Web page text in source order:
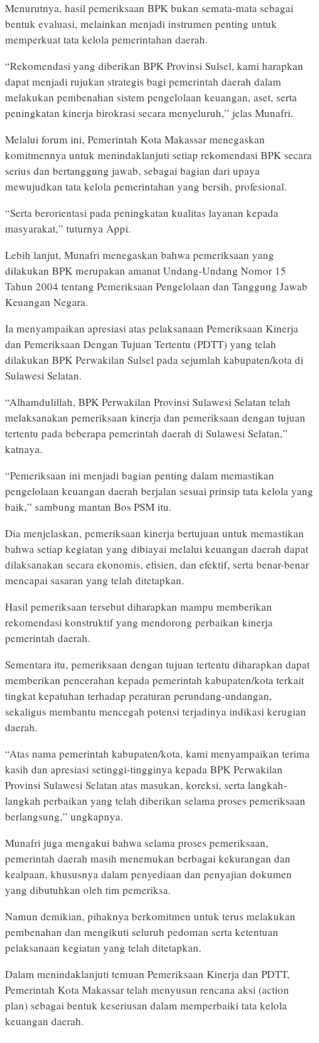
Menurutnya, hasil pemeriksaan BPK bukan semata-mata sebagai
bentuk evaluasi, melainkan menjadi instrumen penting untuk
memperkuat tata kelola pemerintahan daerah.
“Rekomendasi yang diberikan BPK Provinsi Sulsel, kami harapkan
dapat menjadi rujukan strategis bagi pemerintah daerah dalam
melakukan pembenahan sistem pengelolaan keuangan, aset, serta
peningkatan kinerja birokrasi secara menyeluruh,” jelas Munafri.
Melalui forum ini, Pemerintah Kota Makassar menegaskan
komitmennya untuk menindaklanjuti setiap rekomendasi BPK secara
serius dan bertanggung jawab, sebagai bagian dari upaya
mewujudkan tata kelola pemerintahan yang bersih, profesional.
“Serta berorientasi pada peningkatan kualitas layanan kepada
masyarakat,” tuturnya Appi.
Lebih lanjut, Munafri menegaskan bahwa pemeriksaan yang
dilakukan BPK merupakan amanat Undang-Undang Nomor 15
Tahun 2004 tentang Pemeriksaan Pengelolaan dan Tanggung Jawab
Keuangan Negara.
Ia menyampaikan apresiasi atas pelaksanaan Pemeriksaan Kinerja
dan Pemeriksaan Dengan Tujuan Tertentu (PDTT) yang telah
dilakukan BPK Perwakilan Sulsel pada sejumlah kabupaten/kota di
Sulawesi Selatan.
“Alhamdulillah, BPK Perwakilan Provinsi Sulawesi Selatan telah
melaksanakan pemeriksaan kinerja dan pemeriksaan dengan tujuan
tertentu pada beberapa pemerintah daerah di Sulawesi Selatan,”
katnaya.
“Pemeriksaan ini menjadi bagian penting dalam memastikan
pengelolaan keuangan daerah berjalan sesuai prinsip tata kelola yang
baik,” sambung mantan Bos PSM itu.
Dia menjelaskan, pemeriksaan kinerja bertujuan untuk memastikan
bahwa setiap kegiatan yang dibiayai melalui keuangan daerah dapat
dilaksanakan secara ekonomis, efisien, dan efektif, serta benar-benar
mencapai sasaran yang telah ditetapkan.
Hasil pemeriksaan tersebut diharapkan mampu memberikan
rekomendasi konstruktif yang mendorong perbaikan kinerja
pemerintah daerah.
Sementara itu, pemeriksaan dengan tujuan tertentu diharapkan dapat
memberikan pencerahan kepada pemerintah kabupaten/kota terkait
tingkat kepatuhan terhadap peraturan perundang-undangan,
sekaligus membantu mencegah potensi terjadinya indikasi kerugian
daerah.
“Atas nama pemerintah kabupaten/kota, kami menyampaikan terima
kasih dan apresiasi setinggi-tingginya kepada BPK Perwakilan
Provinsi Sulawesi Selatan atas masukan, koreksi, serta langkah-
langkah perbaikan yang telah diberikan selama proses pemeriksaan
berlangsung,” ungkapnya.
Munafri juga mengakui bahwa selama proses pemeriksaan,
pemerintah daerah masih menemukan berbagai kekurangan dan
kealpaan, khususnya dalam penyediaan dan penyajian dokumen
yang dibutuhkan oleh tim pemeriksa.
Namun demikian, pihaknya berkomitmen untuk terus melakukan
pembenahan dan mengikuti seluruh pedoman serta ketentuan
pelaksanaan kegiatan yang telah ditetapkan.
Dalam menindaklanjuti temuan Pemeriksaan Kinerja dan PDTT,
Pemerintah Kota Makassar telah menyusun rencana aksi (action
plan) sebagai bentuk keseriusan dalam memperbaiki tata kelola
keuangan daerah.